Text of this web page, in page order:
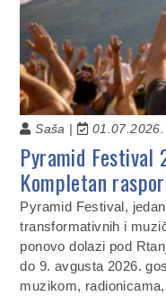
Saša | 01.07.2026.
Pyramid Festival
Kompletan
Pyramid Festival,
transformativnih i
ponovo dolazi pod
do 9. avgusta 2026.
muzikom,